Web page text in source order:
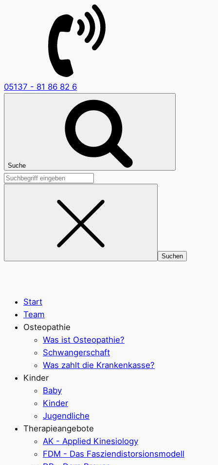
05137 - 81 86 82 6
Suche
Suchen
Start
Team
Osteopathie
Was ist Osteopathie?
Schwangerschaft
Was zahlt die Krankenkasse?
Kinder
Baby
Kinder
Jugendliche
Therapieangebote
AK - Applied Kinesiology
FDM - Das Fasziendistorsionsmodell